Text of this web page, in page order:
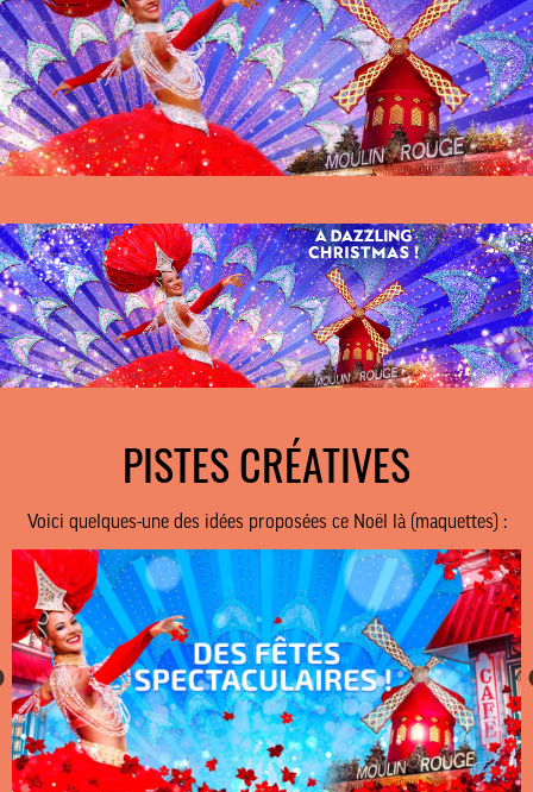
contact@lesaliens.com
Éric Pastol –01 49 65 10 30
18, rue de Saisset – 92120 Montrouge
PISTES CRÉATIVES
Voici quelques-une des idées proposées ce Noël là (maquettes) :